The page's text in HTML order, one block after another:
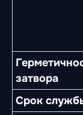
затвора
Срок